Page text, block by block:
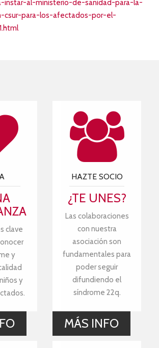
instar-al-ministerio-de-sanidad-para-la-
csur-para-los-afectados-por-el-
clave
y
y
HAZTE SOCIO
¿TE UNES?
Las colaboraciones
con nuestra
asociación son
fundamentales para
poder seguir
difundiendo el
síndrome 22q.
MÁS INFO